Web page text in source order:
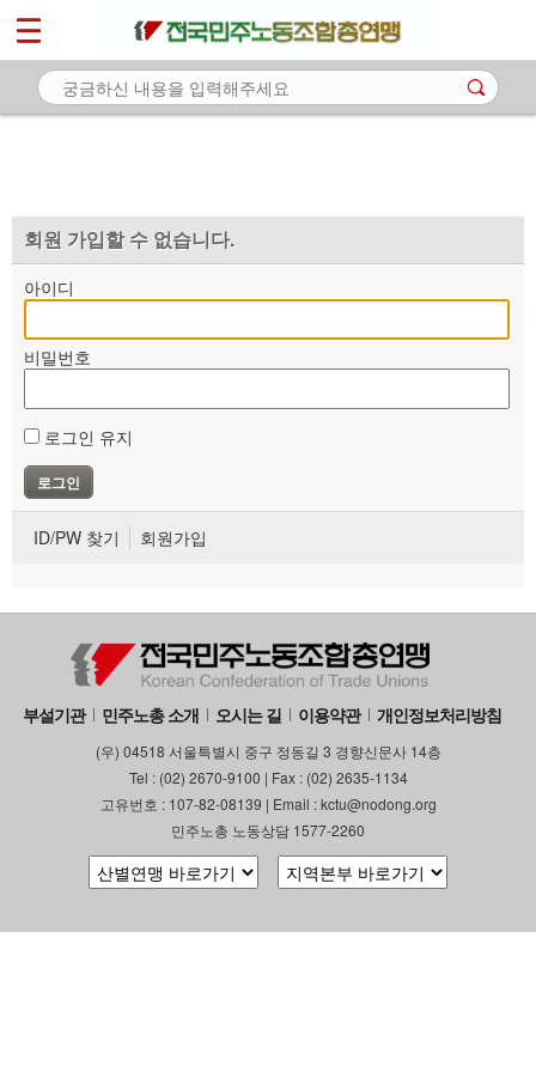
회원 가입할 수 없습니다.
아이디
비밀번호
로그인 유지
ID/PW 찾기 회원가입
부설기관 민주노총 소개 오시는 길 이용약관 개인정보처리방침
(우) 04518 서울특별시 중구 정동길 3 경향신문사 14층
Tel : (02) 2670-9100 | Fax : (02) 2635-1134
고유번호 : 107-82-08139 | Email : kctu@nodong.org
민주노총 노동상담 1577-2260
마이페이지
소개
자료
부설기관